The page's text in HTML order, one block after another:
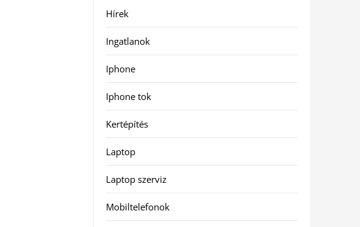
Hírek
Ingatlanok
Iphone
Iphone tok
Kertépítés
Laptop
Laptop szerviz
Mobiltelefonok